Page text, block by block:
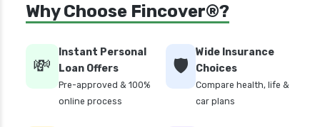
personal loan in coimbatore
personal loan in delhi
personal loan in hyderabad
personal loan in karnataka
Why Choose Fincover®?
💸
Instant Personal
Loan Offers
Pre-approved & 100%
online process
🛡️
Wide Insurance
Choices
Compare health, life &
car plans